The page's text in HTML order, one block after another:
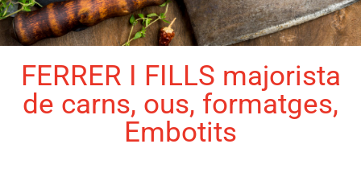
FERRER I FILLS majorista
de carns, ous, formatges,
Embotits